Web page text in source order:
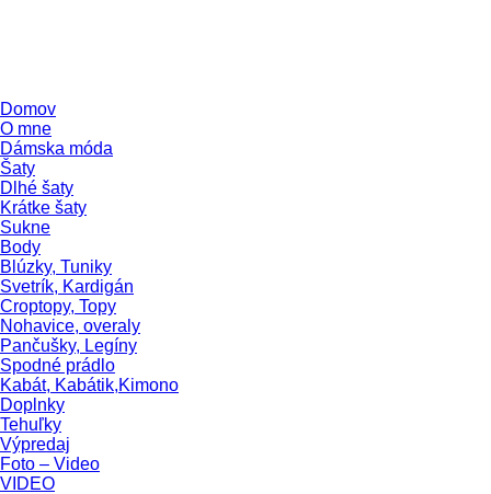
Domov
O mne
Dámska móda
Šaty
Dlhé šaty
Krátke šaty
Sukne
Body
Blúzky, Tuniky
Svetrík, Kardigán
Croptopy, Topy
Nohavice, overaly
Pančušky, Legíny
Spodné prádlo
Kabát, Kabátik,Kimono
Doplnky
Tehuľky
Výpredaj
Foto – Video
VIDEO